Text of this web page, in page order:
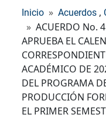
Inicio Acuerdos ,
ACUERDO No.
APRUEBA EL
ACADÉMICO DE
DEL PROGRAMA
PRODUCCIÓN
EL PRIMER